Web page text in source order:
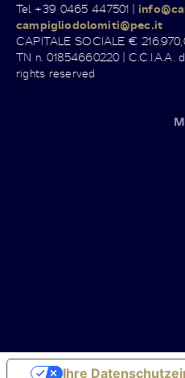
Tel +39 0465 447501 |
campigliodolomiti@pec.it
CAPITALE SOCIALE €
TN n. 01854660220 | C.C.I.A.A.
rights reserved
Ihre